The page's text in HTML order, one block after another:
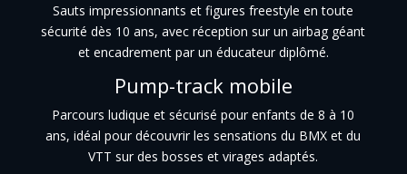
Sauts impressionnants et figures freestyle en toute
sécurité dès 10 ans, avec réception sur un airbag géant
et encadrement par un éducateur diplômé.
Pump-track mobile
Parcours ludique et sécurisé pour enfants de 8 à 10
ans, idéal pour découvrir les sensations du BMX et du
VTT sur des bosses et virages adaptés.